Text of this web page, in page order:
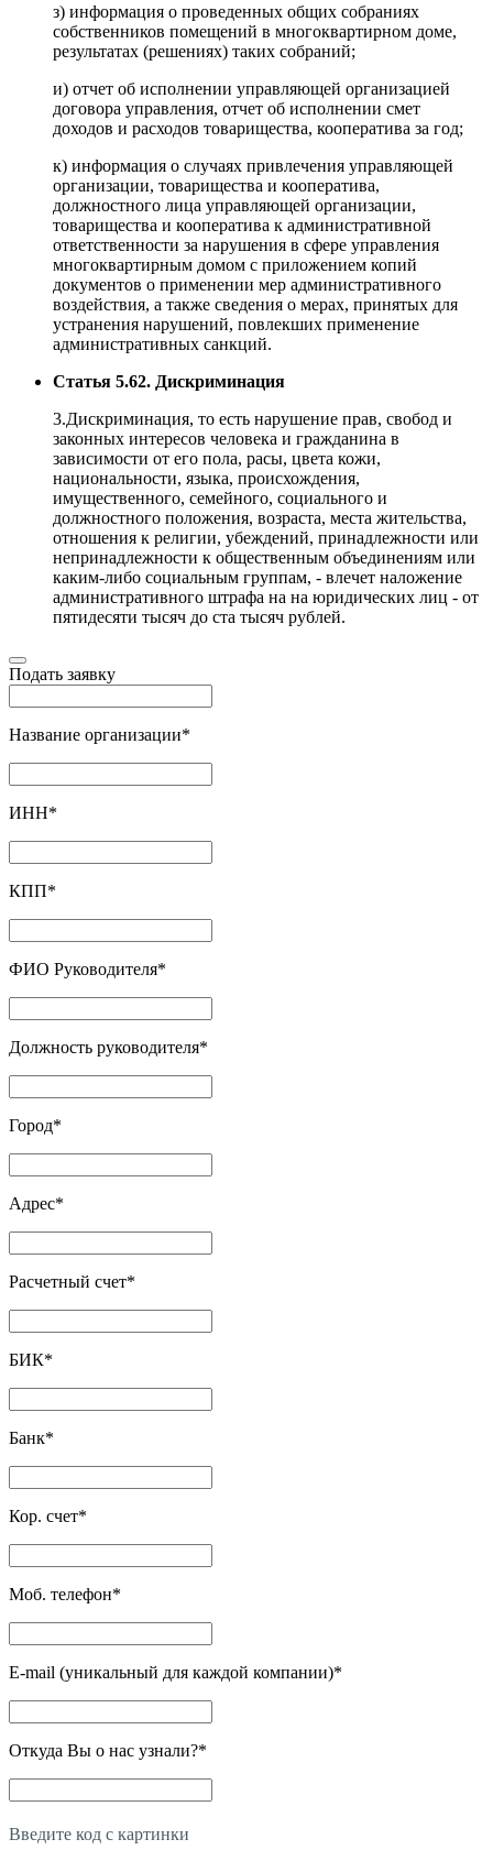
з) информация о проведенных общих собраниях
собственников помещений в многоквартирном доме,
результатах (решениях) таких собраний;
и) отчет об исполнении управляющей организацией
договора управления, отчет об исполнении смет
доходов и расходов товарищества, кооператива за год;
к) информация о случаях привлечения управляющей
организации, товарищества и кооператива,
должностного лица управляющей организации,
товарищества и кооператива к административной
ответственности за нарушения в сфере управления
многоквартирным домом с приложением копий
документов о применении мер административного
воздействия, а также сведения о мерах, принятых для
устранения нарушений, повлекших применение
административных санкций.
Статья 5.62. Дискриминация
3.Дискриминация, то есть нарушение прав, свобод и
законных интересов человека и гражданина в
зависимости от его пола, расы, цвета кожи,
национальности, языка, происхождения,
имущественного, семейного, социального и
должностного положения, возраста, места жительства,
отношения к религии, убеждений, принадлежности или
непринадлежности к общественным объединениям или
каким-либо социальным группам, - влечет наложение
административного штрафа на на юридических лиц - от
пятидесяти тысяч до ста тысяч рублей.
Подать заявку
Название организации*
ИНН*
КПП*
ФИО Руководителя*
Должность руководителя*
Город*
Адрес*
Расчетный счет*
БИК*
Банк*
Кор. счет*
Моб. телефон*
E-mail (уникальный для каждой компании)*
Откуда Вы о нас узнали?*
Введите код с картинки